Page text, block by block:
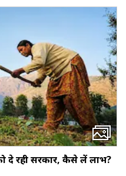
दे रही सरकार, कैसे लें लाभ?